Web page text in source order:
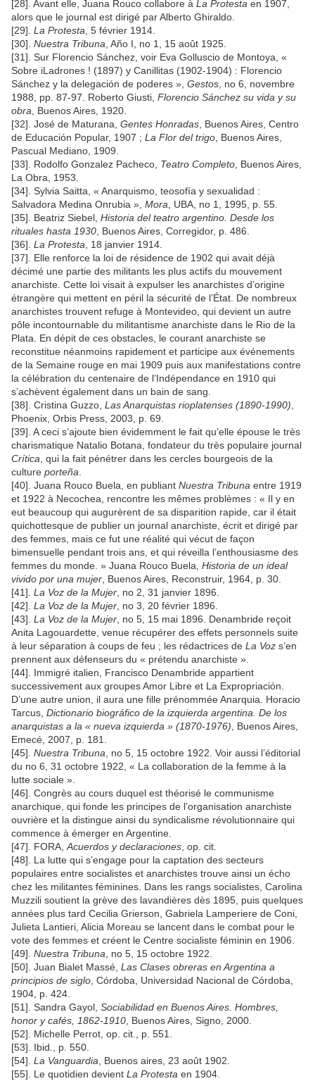
[28]. Avant elle, Juana Rouco collabore à La Protesta en 1907,
alors que le journal est dirigé par Alberto Ghiraldo.
[29]. La Protesta , 5 février 1914.
[30]. Nuestra Tribuna , Año I, no 1, 15 août 1925.
[31]. Sur Florencio Sánchez, voir Eva Golluscio de Montoya, «
Sobre iLadrones ! (1897) y Canillitas (1902-1904) : Florencio
Sánchez y la delegación de poderes », Gestos , no 6, novembre
1988, pp. 87-97. Roberto Giusti, Florencio Sánchez su vida y su
obra , Buenos Aires, 1920.
[32]. José de Maturana, Gentes Honradas , Buenos Aires, Centro
de Educación Popular, 1907 ; La Flor del trigo , Buenos Aires,
Pascual Mediano, 1909.
[33]. Rodolfo Gonzalez Pacheco, Teatro Completo , Buenos Aires,
La Obra, 1953.
[34]. Sylvia Saitta, « Anarquismo, teosofía y sexualidad :
Salvadora Medina Onrubia », Mora , UBA, no 1, 1995, p. 55.
[35]. Beatriz Siebel, Historia del teatro argentino. Desde los
rituales hasta 1930 , Buenos Aires, Corregidor, p. 486.
[36]. La Protesta , 18 janvier 1914.
[37]. Elle renforce la loi de résidence de 1902 qui avait déjà
décimé une partie des militants les plus actifs du mouvement
anarchiste. Cette loi visait à expulser les anarchistes d’origine
étrangère qui mettent en péril la sécurité de l’État. De nombreux
anarchistes trouvent refuge à Montevideo, qui devient un autre
pôle incontournable du militantisme anarchiste dans le Rio de la
Plata. En dépit de ces obstacles, le courant anarchiste se
reconstitue néanmoins rapidement et participe aux événements
de la Semaine rouge en mai 1909 puis aux manifestations contre
la célébration du centenaire de l’Indépendance en 1910 qui
s’achèvent également dans un bain de sang.
[38]. Cristina Guzzo, Las Anarquistas rioplatenses (1890-1990)
Phoenix, Orbis Press, 2003, p. 69.
[39]. A ceci s’ajoute bien évidemment le fait qu’elle épouse le très
charismatique Natalio Botana, fondateur du très populaire journal
Crítica , qui la fait pénétrer dans les cercles bourgeois de la
culture porteña
[40]. Juana Rouco Buela, en publiant Nuestra Tribuna entre 1919
et 1922 à Necochea, rencontre les mêmes problèmes : « Il y en
eut beaucoup qui augurèrent de sa disparition rapide, car il était
quichottesque de publier un journal anarchiste, écrit et dirigé par
des femmes, mais ce fut une réalité qui vécut de façon
bimensuelle pendant trois ans, et qui réveilla l’enthousiasme des
femmes du monde. » Juana Rouco Buela, Historia de un ideal
vivido por una mujer , Buenos Aires, Reconstruir, 1964, p. 30.
[41]. La Voz de la Mujer , no 2, 31 janvier 1896.
[42]. La Voz de la Mujer , no 3, 20 février 1896.
[43]. La Voz de la Mujer , no 5, 15 mai 1896. Denambride reçoit
Anita Lagouardette, venue récupérer des effets personnels suite
à leur séparation à coups de feu ; les rédactrices de La Voz s’en
prennent aux défenseurs du « prétendu anarchiste ».
[44]. Immigré italien, Francisco Denambride appartient
successivement aux groupes Amor Libre et La Expropriación.
D’une autre union, il aura une fille prénommée Anarquia. Horacio
Tarcus, Dictionario biográfico de la izquierda argentina. De los
anarquistas a la « nueva izquierda » (1870-1976) , Buenos Aires,
Emecé, 2007, p. 181.
[45]. Nuestra Tribuna , no 5, 15 octobre 1922. Voir aussi l’éditorial
du no 6, 31 octobre 1922, « La collaboration de la femme à la
lutte sociale ».
[46]. Congrès au cours duquel est théorisé le communisme
anarchique, qui fonde les principes de l’organisation anarchiste
ouvrière et la distingue ainsi du syndicalisme révolutionnaire qui
commence à émerger en Argentine.
[47]. FORA, Acuerdos y declaraciones , op. cit.
[48]. La lutte qui s’engage pour la captation des secteurs
populaires entre socialistes et anarchistes trouve ainsi un écho
chez les militantes féminines. Dans les rangs socialistes, Carolina
Muzzili soutient la grève des lavandières dès 1895, puis quelques
années plus tard Cecilia Grierson, Gabriela Lamperiere de Coni,
Julieta Lantieri, Alicia Moreau se lancent dans le combat pour le
vote des femmes et créent le Centre socialiste féminin en 1906.
[49]. Nuestra Tribuna , no 5, 15 octobre 1922.
[50]. Juan Bialet Massé, Las Clases obreras en Argentina a
principios de siglo , Córdoba, Universidad Nacional de Córdoba,
1904, p. 424.
[51]. Sandra Gayol, Sociabilidad en Buenos Aires. Hombres,
honor y cafés, 1862-1910 , Buenos Aires, Signo, 2000.
[52]. Michelle Perrot, op. cit., p. 551.
[53]. Ibid., p. 550.
[54]. La Vanguardia , Buenos aires, 23 août 1902.
[55]. Le quotidien devient La Protesta en 1904.